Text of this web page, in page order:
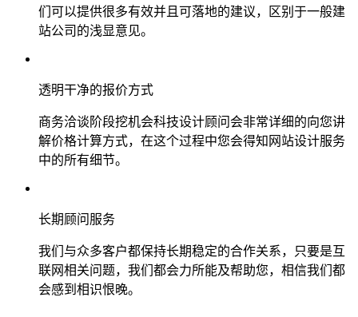
们可以提供很多有效并且可落地的建议，区别于一般建
站公司的浅显意见。
透明干净的报价方式
商务洽谈阶段挖机会科技设计顾问会非常详细的向您讲
解价格计算方式，在这个过程中您会得知网站设计服务
中的所有细节。
长期顾问服务
我们与众多客户都保持长期稳定的合作关系，只要是互
联网相关问题，我们都会力所能及帮助您，相信我们都
会感到相识恨晚。